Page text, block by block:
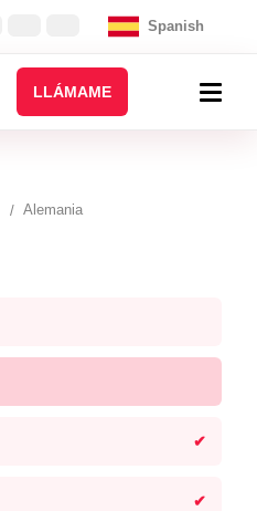
Spanish
LLÁMAME
Alemania